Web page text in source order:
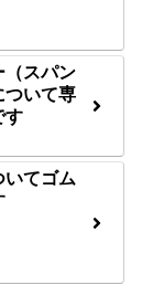
（スパン
ついて専
す
いてゴム